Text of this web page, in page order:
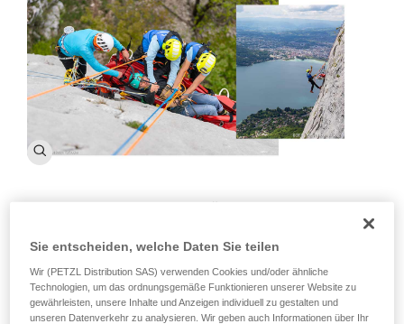
Alpinismus von Frankreichs mobiler Bereitschaftspolizei
CRS. Gegründet am 3. Januar 1955 ist sie die älteste
Bergrettungsschule Frankreichs und Hauptsitz der
Spezialeinheit „Bergrettung“ des CRS.
Sie entscheiden, welche Daten Sie teilen
Wir (PETZL Distribution SAS) verwenden Cookies und/oder ähnliche
Technologien, um das ordnungsgemäße Funktionieren unserer Website zu
gewährleisten, unsere Inhalte und Anzeigen individuell zu gestalten und
unseren Datenverkehr zu analysieren. Wir geben auch Informationen über Ihr